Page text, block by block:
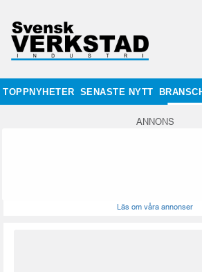
TOPPNYHETER SENASTE NYTT
ANNONS
Läs om våra annonser